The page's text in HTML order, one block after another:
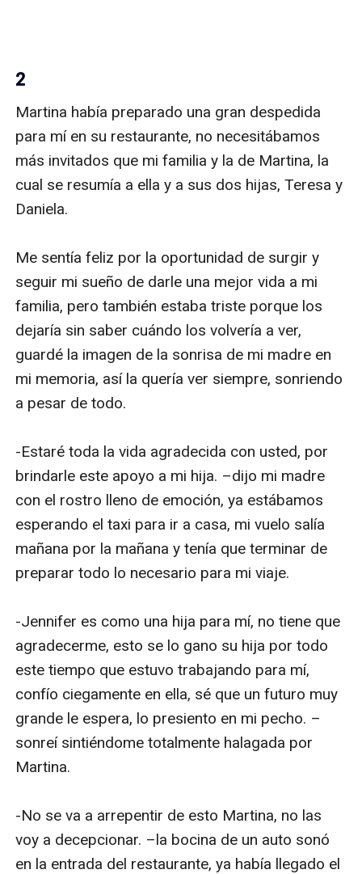
2
Martina había preparado una gran despedida
para mí en su restaurante, no necesitábamos
más invitados que mi familia y la de Martina, la
cual se resumía a ella y a sus dos hijas, Teresa y
Daniela.
Me sentía feliz por la oportunidad de surgir y
seguir mi sueño de darle una mejor vida a mi
familia, pero también estaba triste porque los
dejaría sin saber cuándo los volvería a ver,
guardé la imagen de la sonrisa de mi madre en
mi memoria, así la quería ver siempre, sonriendo
a pesar de todo.
-Estaré toda la vida agradecida con usted, por
brindarle este apoyo a mi hija. –dijo mi madre
con el rostro lleno de emoción, ya estábamos
esperando el taxi para ir a casa, mi vuelo salía
mañana por la mañana y tenía que terminar de
preparar todo lo necesario para mi viaje.
-Jennifer es como una hija para mí, no tiene que
agradecerme, esto se lo gano su hija por todo
este tiempo que estuvo trabajando para mí,
confío ciegamente en ella, sé que un futuro muy
grande le espera, lo presiento en mi pecho. –
sonreí sintiéndome totalmente halagada por
Martina.
-No se va a arrepentir de esto Martina, no las
voy a decepcionar. –la bocina de un auto sonó
en la entrada del restaurante, ya había llegado el